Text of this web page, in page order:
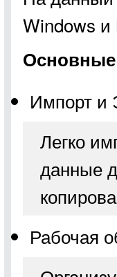
Windows и
Импорт и
Легко
данные
Рабочая